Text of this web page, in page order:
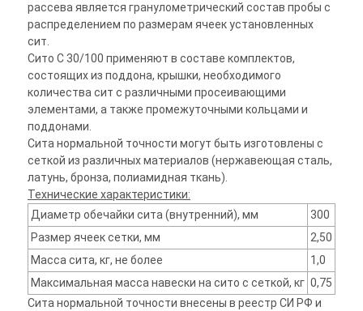
рассева является гранулометрический состав пробы с
распределением по размерам ячеек установленных
сит.
Сито С 30/100 применяют в составе комплектов,
состоящих из поддона, крышки, необходимого
количества сит с различными просеивающими
элементами, а также промежуточными кольцами и
поддонами.
Сита нормальной точности могут быть изготовлены с
сеткой из различных материалов (нержавеющая сталь,
латунь, бронза, полиамидная ткань).
Технические характеристики:
Диаметр обечайки сита (внутренний), мм
300
Размер ячеек сетки, мм
2,50
Масса сита, кг, не более
1,0
Максимальная масса навески на сито с сеткой, кг 0,75
Сита нормальной точности внесены в реестр СИ РФ и